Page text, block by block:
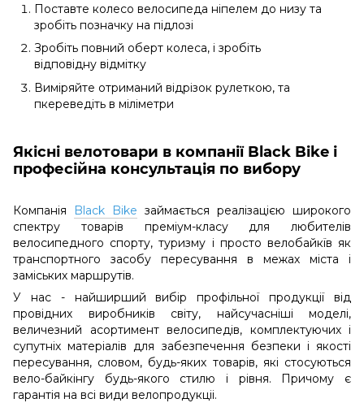
Поставте колесо велосипеда ніпелем до низу та
зробіть позначку на підлозі
Зробіть повний оберт колеса, і зробіть
відповідну відмітку
Виміряйте отриманий відрізок рулеткою, та
пкереведіть в міліметри
Якісні велотовари в компанії Black Bike і
професійна консультація по вибору
Компанія Black Bike займається реалізацією широкого
спектру товарів преміум-класу для любителів
велосипедного спорту, туризму і просто велобайкїв як
транспортного засобу пересування в межах міста і
заміських маршрутів.
У нас - найширший вибір профільної продукції від
провідних виробників світу, найсучасніші моделі,
величезний асортимент велосипедів, комплектуючих і
супутніх матеріалів для забезпечення безпеки і якості
пересування, словом, будь-яких товарів, які стосуються
вело-байкінгу будь-якого стилю і рівня. Причому є
гарантія на всі види велопродукціі.